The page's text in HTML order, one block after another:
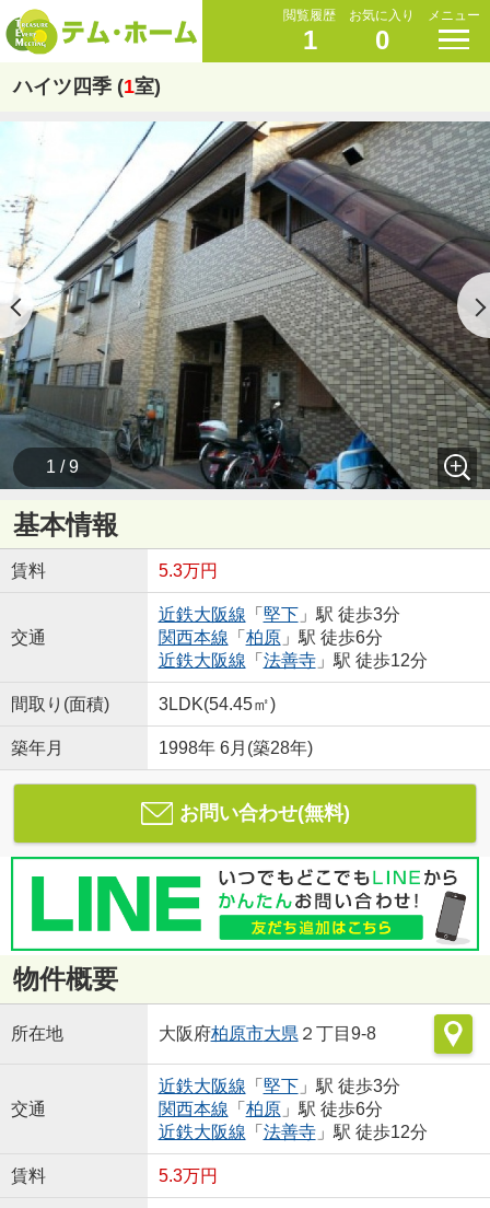
閲覧履歴
1
お気に入り
0
メニュー
ハイツ四季 (1室)
1 / 9
基本情報
賃料 5.3万円
交通
近鉄大阪線 「 堅下」駅 徒歩3分
関西本線 「 柏原」駅 徒歩6分
近鉄大阪線 「 法善寺」駅 徒歩12分
間取り(面積) 3LDK(54.45㎡)
築年月 1998年 6月(築28年)
お問い合わせ(無料)
物件概要
所在地 大阪府柏原市大県 ２丁目9-8
交通
近鉄大阪線 「 堅下」駅 徒歩3分
関西本線 「 柏原」駅 徒歩6分
近鉄大阪線 「 法善寺」駅 徒歩12分
賃料 5.3万円